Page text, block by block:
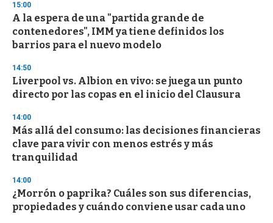
d
s
o
f
3
s
e
c
o
d
s
15:00
A la espera de una "partida grande de
contenedores", IMM ya tiene definidos los
barrios para el nuevo modelo
14:50
Liverpool vs. Albion en vivo: se juega un punto
directo por las copas en el inicio del Clausura
14:00
Más allá del consumo: las decisiones financieras
clave para vivir con menos estrés y más
tranquilidad
14:00
¿Morrón o paprika? Cuáles son sus diferencias,
propiedades y cuándo conviene usar cada uno